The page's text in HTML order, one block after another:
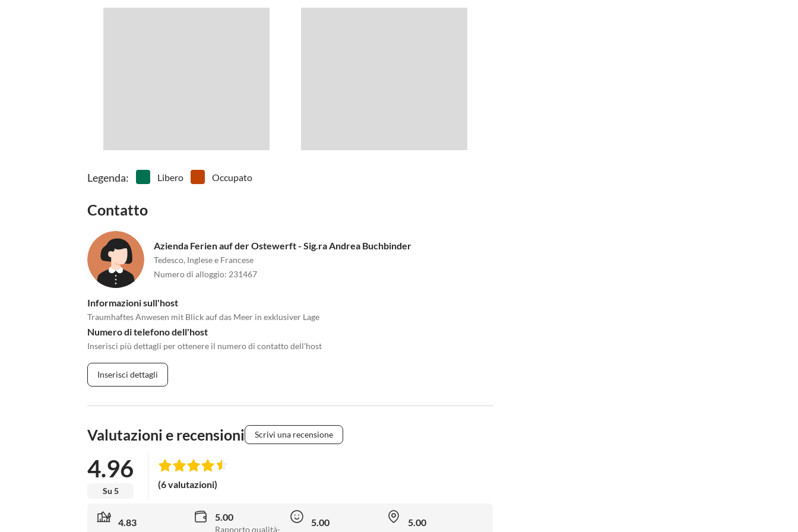
Legenda: Libero Occupato
Contatto
Azienda Ferien auf der Ostewerft - Sig.ra Andrea Buchbinder
Tedesco, Inglese e Francese
Numero di alloggio: 231467
Informazioni sull'host
Traumhaftes Anwesen mit Blick auf das Meer in exklusiver Lage
Numero di telefono dell'host
Inserisci più dettagli per ottenere il numero di contatto dell'host
Inserisci dettagli
Valutazioni e recensioni Scrivi una recensione
4.96
Su 5
(6 valutazioni)
4.83 5.00
Rapporto qualità-
5.00 5.00